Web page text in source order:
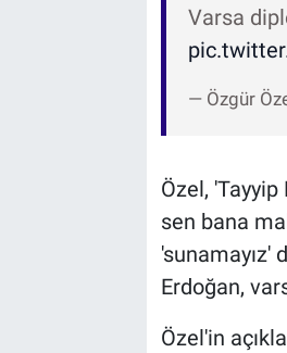
Varsa
— Özgür
Özel,
sen bana
'sunamayız'
Erdoğan,
Özel'in